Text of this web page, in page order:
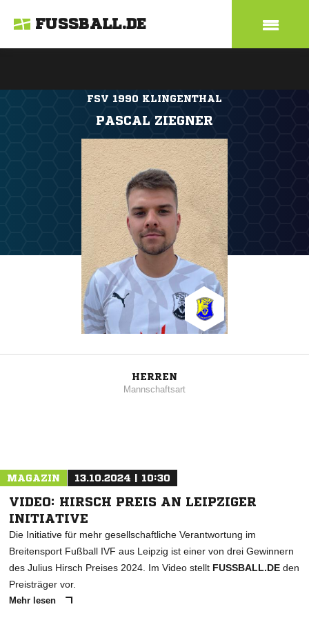
FUSSBALL.DE
FSV 1990 KLINGENTHAL
PASCAL ZIEGNER
HERREN
Mannschaftsart
MAGAZIN 13.10.2024 | 10:30
VIDEO: HIRSCH PREIS AN LEIPZIGER
INITIATIVE
Die Initiative für mehr gesellschaftliche Verantwortung im
Breitensport Fußball IVF aus Leipzig ist einer von drei Gewinnern
des Julius Hirsch Preises 2024. Im Video stellt FUSSBALL.DE den
Preisträger vor.
Mehr lesen